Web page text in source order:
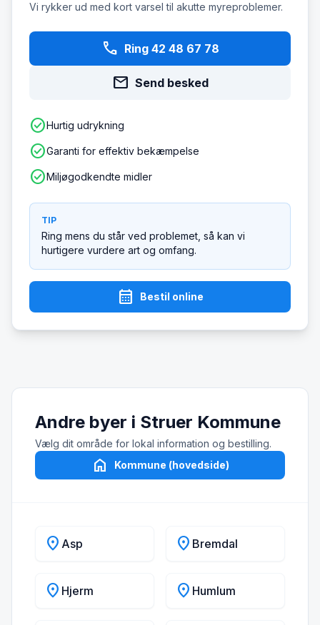
Vi rykker ud med kort varsel til akutte myreproblemer.
phone Ring 42 48 67 78
mail Send besked
check_circleHurtig udrykning
check_circleGaranti for effektiv bekæmpelse
check_circleMiljøgodkendte midler
TIP
Ring mens du står ved problemet, så kan vi
hurtigere vurdere art og omfang.
calendar_month Bestil online
Andre byer i Struer Kommune
Vælg dit område for lokal information og bestilling.
home Kommune (hovedside)
location_on Asp location_on Bremdal
location_on Hjerm location_on Humlum